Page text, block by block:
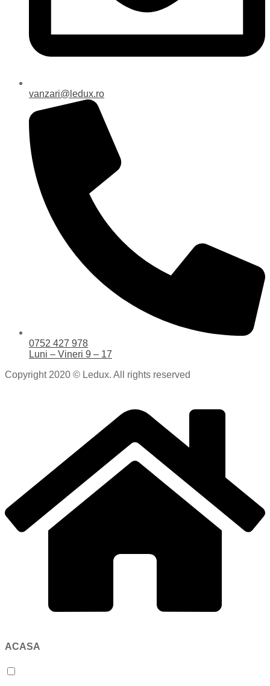
vanzari@ledux.ro
0752 427 978
Luni – Vineri 9 – 17
Copyright 2020 © Ledux. All rights reserved
ACASA